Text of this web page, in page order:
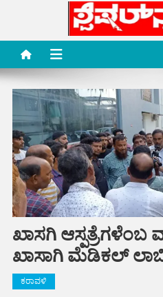
content
Special News
Special News Media
ಖಾಸಗಿ ಆಸ್ಪತ್ರೆಗಳೆಂಬ
ಖಾಸಾಗಿ ಮೆಡಿಕಲ್
ಕರಾವಳಿ